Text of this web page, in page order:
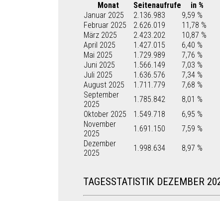
Monat Seitenaufrufe in %
Januar 2025
2.136.983 9,59 %
Februar 2025
2.626.019 11,78 %
März 2025
2.423.202 10,87 %
April 2025
1.427.015 6,40 %
Mai 2025
1.729.989 7,76 %
Juni 2025
1.566.149 7,03 %
Juli 2025
1.636.576 7,34 %
August 2025
1.711.779 7,68 %
September
2025
1.785.842 8,01 %
Oktober 2025
1.549.718 6,95 %
November
2025
1.691.150 7,59 %
Dezember
2025
1.998.634 8,97 %
TAGESSTATISTIK DEZEMBER